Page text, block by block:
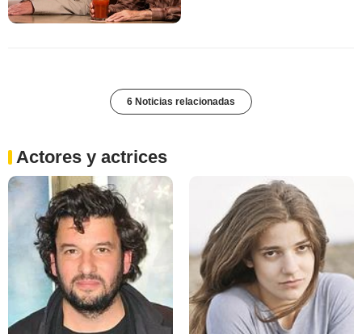
6 Noticias relacionadas
Actores y actrices